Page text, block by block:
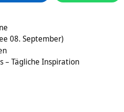
08. September)
– Tägliche Inspiration